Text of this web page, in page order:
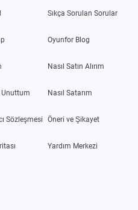
Sözleşmesi
Sıkça Sorulan Sorular
Oyunfor Blog
Nasıl Satın Alırım
Nasıl Satarım
Öneri ve Şikayet
Yardım Merkezi